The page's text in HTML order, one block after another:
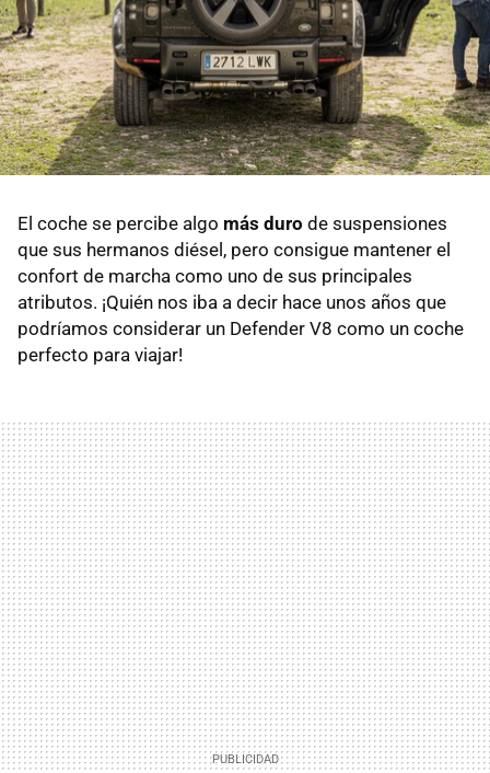
El coche se percibe algo más duro de suspensiones
que sus hermanos diésel, pero consigue mantener el
confort de marcha como uno de sus principales
atributos. ¡Quién nos iba a decir hace unos años que
podríamos considerar un Defender V8 como un coche
perfecto para viajar!